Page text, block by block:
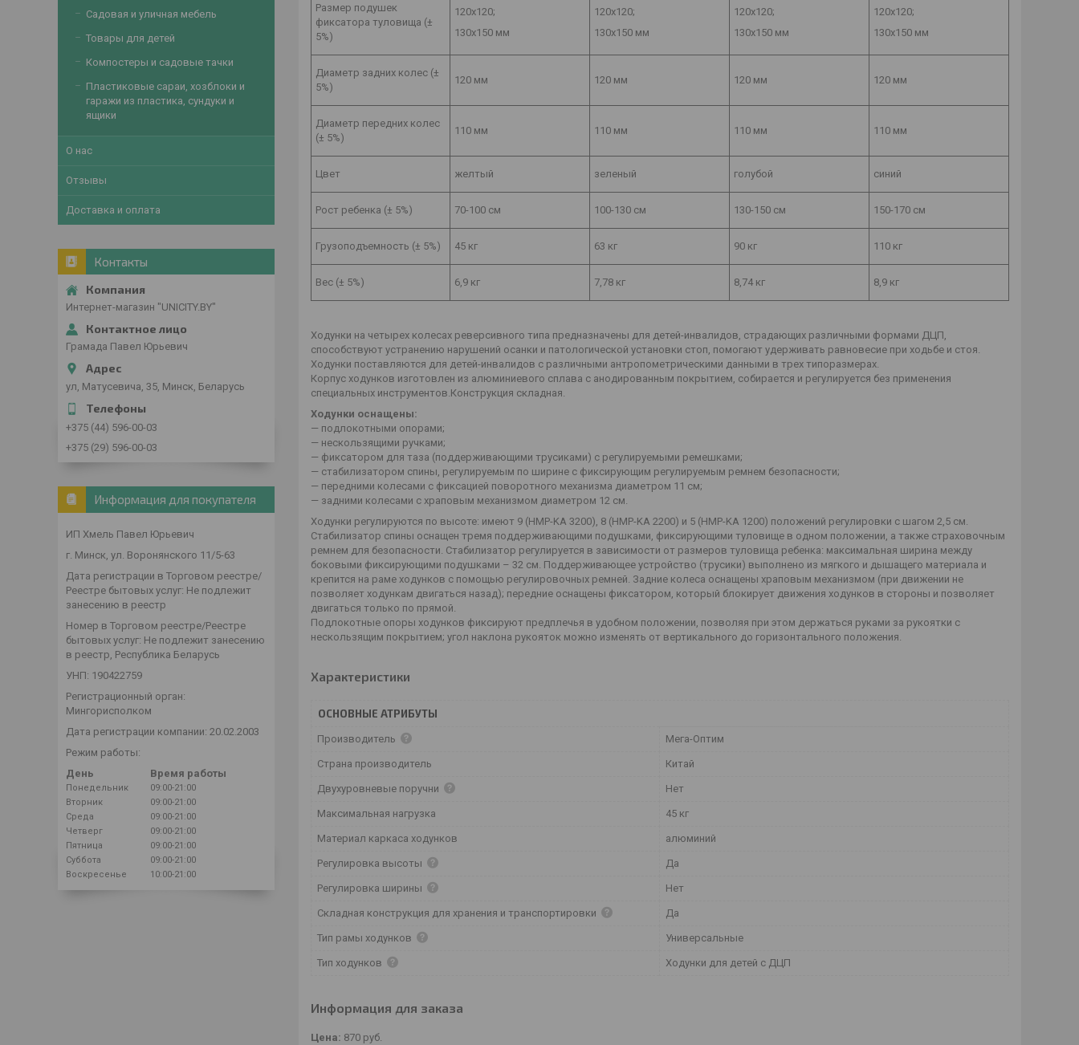
Размер подушек
фиксатора туловища (±
5%)
120х120;
130х150 мм
120х120;
130х150 мм
120х120;
130х150 мм
120х120;
130х150 мм
Диаметр задних колес (±
5%)
120 мм 120 мм 120 мм 120 мм
Диаметр передних колес
(± 5%)
110 мм 110 мм 110 мм 110 мм
Цвет желтый зеленый голубой синий
Рост ребенка (± 5%) 70-100 см 100-130 см 130-150 см 150-170 см
Грузоподъемность (± 5%) 45 кг 63 кг 90 кг 110 кг
Вес (± 5%) 6,9 кг 7,78 кг 8,74 кг 8,9 кг
Ходунки на четырех колесах реверсивного типа предназначены для детей-инвалидов, страдающих различными формами ДЦП,
способствуют устранению нарушений осанки и патологической установки стоп, помогают удерживать равновесие при ходьбе и стоя.
Ходунки поставляются для детей-инвалидов с различными антропометрическими данными в трех типоразмерах.
Корпус ходунков изготовлен из алюминиевого сплава с анодированным покрытием, собирается и регулируется без применения
специальных инструментов.Конструкция складная.
Ходунки оснащены:
— подлокотными опорами;
— нескользящими ручками;
— фиксатором для таза (поддерживающими трусиками) с регулируемыми ремешками;
— стабилизатором спины, регулируемым по ширине с фиксирующим регулируемым ремнем безопасности;
— передними колесами с фиксацией поворотного механизма диаметром 11 см;
— задними колесами с храповым механизмом диаметром 12 см.
Ходунки регулируются по высоте: имеют 9 (HMP-KA 3200), 8 (HMP-KA 2200) и 5 (HMP-KA 1200) положений регулировки с шагом 2,5 см.
Стабилизатор спины оснащен тремя поддерживающими подушками, фиксирующими туловище в одном положении, а также страховочным
ремнем для безопасности. Стабилизатор регулируется в зависимости от размеров туловища ребенка: максимальная ширина между
боковыми фиксирующими подушками – 32 см. Поддерживающее устройство (трусики) выполнено из мягкого и дышащего материала и
крепится на раме ходунков с помощью регулировочных ремней. Задние колеса оснащены храповым механизмом (при движении не
позволяет ходункам двигаться назад); передние оснащены фиксатором, который блокирует движения ходунков в стороны и позволяет
двигаться только по прямой.
Подлокотные опоры ходунков фиксируют предплечья в удобном положении, позволяя при этом держаться руками за рукоятки с
нескользящим покрытием; угол наклона рукояток можно изменять от вертикального до горизонтального положения.
Характеристики
ОСНОВНЫЕ АТРИБУТЫ
Производитель Мега-Оптим
Страна производитель Китай
Двухуровневые поручни Нет
Максимальная нагрузка 45 кг
Материал каркаса ходунков алюминий
Регулировка высоты Да
Регулировка ширины Нет
Складная конструкция для хранения и транспортировки Да
Тип рамы ходунков Универсальные
Тип ходунков Ходунки для детей с ДЦП
Информация для заказа
Цена: 870 руб.
Садовая и уличная мебель
Товары для детей
Компостеры и садовые тачки
Пластиковые сараи, хозблоки и
гаражи из пластика, сундуки и
ящики
О нас
Отзывы
Доставка и оплата
Контакты
Интернет-магазин "UNICITY.BY"
Грамада Павел Юрьевич
ул, Матусевича, 35, Минск, Беларусь
+375 (44) 596-00-03
+375 (29) 596-00-03
Информация для покупателя
ИП Хмель Павел Юрьевич
г. Минск, ул. Воронянского 11/5-63
Дата регистрации в Торговом реестре/
Реестре бытовых услуг: Не подлежит
занесению в реестр
Номер в Торговом реестре/Реестре
бытовых услуг: Не подлежит занесению
в реестр, Республика Беларусь
УНП: 190422759
Регистрационный орган:
Мингорисполком
Дата регистрации компании: 20.02.2003
Режим работы:
День
Время работы
Понедельник
09:00-21:00
Вторник
09:00-21:00
Среда
09:00-21:00
Четверг
09:00-21:00
Пятница
09:00-21:00
Суббота
09:00-21:00
Воскресенье
10:00-21:00